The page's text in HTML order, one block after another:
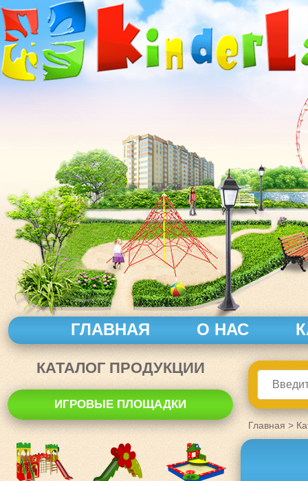
ГЛАВНАЯ О НАС
КАТАЛОГ ПРОДУКЦИИ
ИГРОВЫЕ ПЛОЩАДКИ
Главная >